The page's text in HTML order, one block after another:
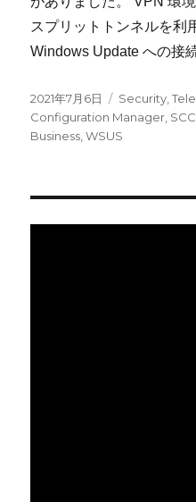
スプリットトンネルを利
Windows Update への
投
稿
日:
2021年7月6日
カ
テ
ゴ
Security ,
Configuration Manager
Business ,WSUS